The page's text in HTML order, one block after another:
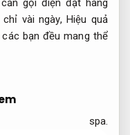
gọi điện đặt hàng
chỉ vài ngày, Hiệu quả
bạn đều mang thể
spa.